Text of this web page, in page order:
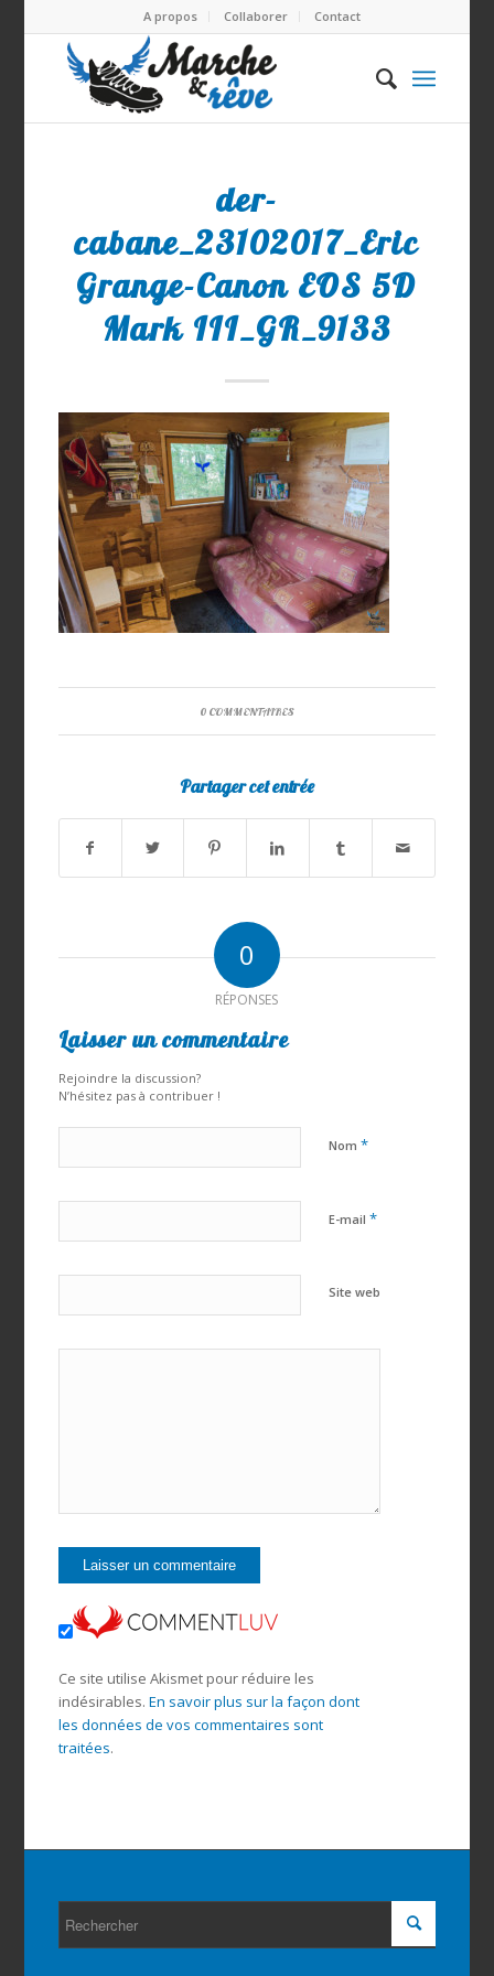
A propos Collaborer Contact
der-
cabane_23102017_Eric
Grange-Canon EOS 5D
Mark III_GR_9133
0 COMMENTAIRES
Partager cet entrée
0
RÉPONSES
Laisser un commentaire
Rejoindre la discussion?
N’hésitez pas à contribuer !
Nom *
E-mail *
Site web
Ce site utilise Akismet pour réduire les
indésirables. En savoir plus sur la façon dont
les données de vos commentaires sont
traitées.